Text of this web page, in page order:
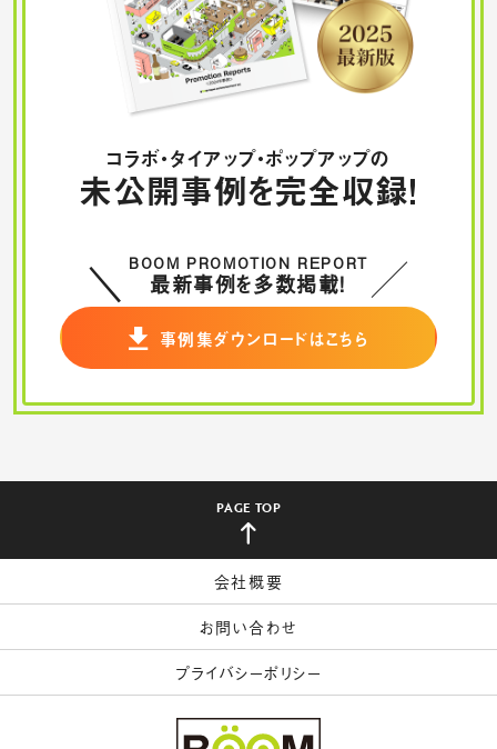
コラボ・タイアップ・ポップアップの
未公開事例を完全収録！
BOOM PROMOTION REPORT
最新事例を多数掲載！
事例集ダウンロードはこちら
PAGE TOP
会社概要
お問い合わせ
プライバシーポリシー